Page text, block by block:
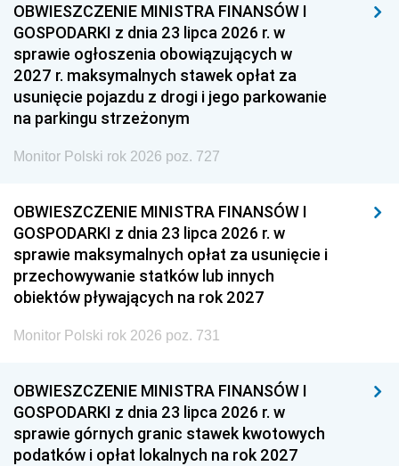
OBWIESZCZENIE MINISTRA FINANSÓW I
GOSPODARKI z dnia 23 lipca 2026 r. w
sprawie ogłoszenia obowiązujących w
2027 r. maksymalnych stawek opłat za
usunięcie pojazdu z drogi i jego parkowanie
na parkingu strzeżonym
Monitor Polski rok 2026 poz. 727
OBWIESZCZENIE MINISTRA FINANSÓW I
GOSPODARKI z dnia 23 lipca 2026 r. w
sprawie maksymalnych opłat za usunięcie i
przechowywanie statków lub innych
obiektów pływających na rok 2027
Monitor Polski rok 2026 poz. 731
OBWIESZCZENIE MINISTRA FINANSÓW I
GOSPODARKI z dnia 23 lipca 2026 r. w
sprawie górnych granic stawek kwotowych
podatków i opłat lokalnych na rok 2027